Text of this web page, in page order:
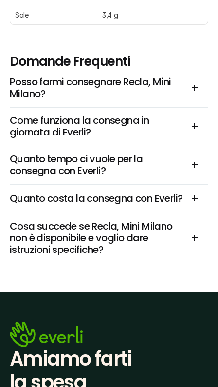
Sale 3,4 g
Domande Frequenti
Posso farmi consegnare Recla, Mini
Milano?
Come funziona la consegna in
giornata di Everli?
Quanto tempo ci vuole per la
consegna con Everli?
Quanto costa la consegna con Everli?
Cosa succede se Recla, Mini Milano
non è disponibile e voglio dare
istruzioni specifiche?
Amiamo farti